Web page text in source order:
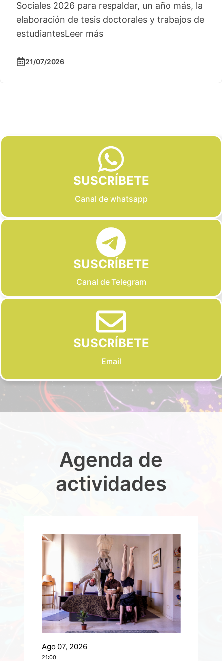
Sociales 2026 para respaldar, un año más, la
elaboración de tesis doctorales y trabajos de
estudiantesLeer más
21/07/2026
SUSCRÍBETE
Canal de whatsapp
SUSCRÍBETE
Canal de Telegram
SUSCRÍBETE
Email
Agenda de
actividades
Ago 07, 2026
21:00